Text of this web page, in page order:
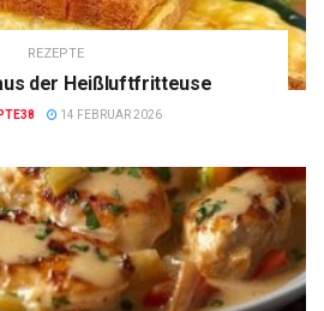
REZEPTE
der Heißluftfritteuse
14 FEBRUAR 2026